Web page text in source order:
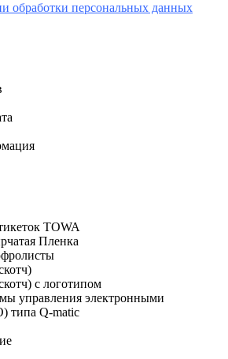
обработки персональных данных
TOWA
Пленка
с логотипом
управления электронными
типа Q-matic